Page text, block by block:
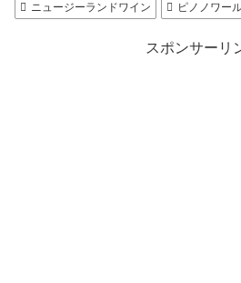
ニュージーランドワイン
ピノノワー
スポンサーリ